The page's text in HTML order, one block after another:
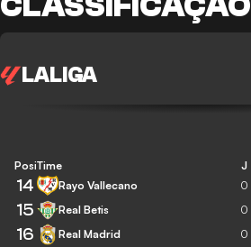
LALIGA
Posição
Time J
14 Rayo Vallecano 0
15 Real Betis 0
16 Real Madrid 0